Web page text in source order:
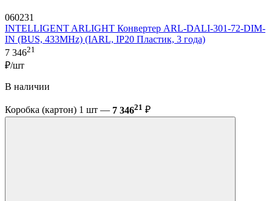
060231
INTELLIGENT ARLIGHT Конвертер ARL-DALI-301-72-DIM-
IN (BUS, 433MHz) (IARL, IP20 Пластик, 3 года)
7 34621
₽/шт
В наличии
Коробка (картон) 1 шт — 7 34621 ₽